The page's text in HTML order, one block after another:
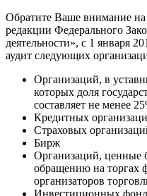
Обратите Ваше внимание на
редакции Федерального
деятельности», с 1 января
аудит следующих
Организаций, в
которых доля
составляет не менее
Кредитных
Страховых
Бирж
Организаций, ценные
обращению на
организаторов
Инвестиционных